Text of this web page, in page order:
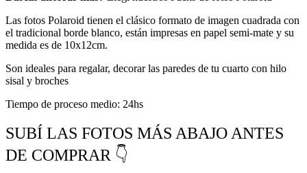
Las fotos Polaroid tienen el clásico formato de imagen cuadrada con
el tradicional borde blanco, están impresas en papel semi-mate y su
medida es de 10x12cm.
Son ideales para regalar, decorar las paredes de tu cuarto con hilo
sisal y broches
Tiempo de proceso medio: 24hs
SUBÍ LAS FOTOS MÁS ABAJO ANTES
DE COMPRAR 👇